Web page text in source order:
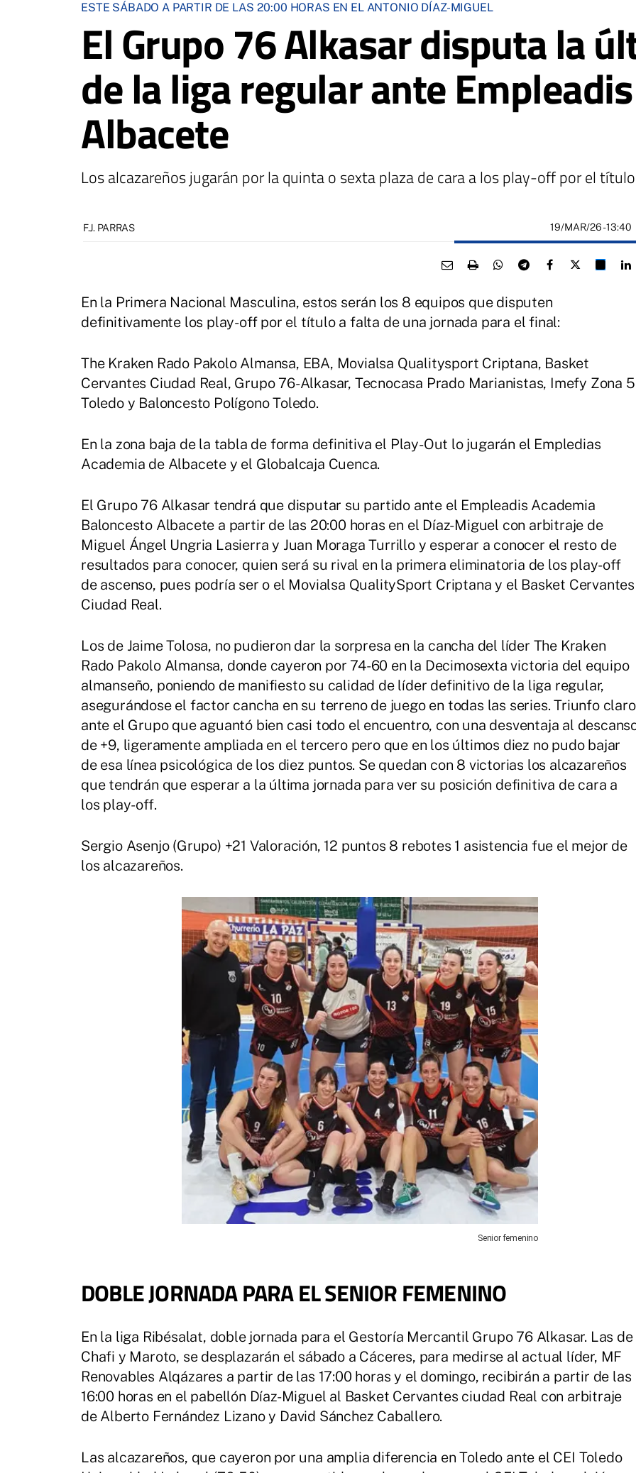
ESTE SÁBADO A PARTIR DE LAS 20:00 HORAS EN EL ANTONIO DÍAZ-MIGUEL
El Grupo 76 Alkasar disputa la
de la liga regular ante
Albacete
Los alcazareños jugarán por la quinta o sexta plaza de cara a los play-off por el título
F.J. PARRAS 19/MAR/26- 13:40
En la Primera Nacional Masculina, estos serán los 8 equipos que disputen
definitivamente los play-off por el título a falta de una jornada para el final:
The Kraken Rado Pakolo Almansa, EBA, Movialsa Qualitysport Criptana, Basket
Cervantes Ciudad Real, Grupo 76-Alkasar, Tecnocasa Prado Marianistas, Imefy Zona 5
Toledo y Baloncesto Polígono Toledo.
En la zona baja de la tabla de forma definitiva el Play-Out lo jugarán el Empledias
Academia de Albacete y el Globalcaja Cuenca.
El Grupo 76 Alkasar tendrá que disputar su partido ante el Empleadis Academia
Baloncesto Albacete a partir de las 20:00 horas en el Díaz-Miguel con arbitraje de
Miguel Ángel Ungria Lasierra y Juan Moraga Turrillo y esperar a conocer el resto de
resultados para conocer, quien será su rival en la primera eliminatoria de los play-off
de ascenso, pues podría ser o el Movialsa QualitySport Criptana y el Basket Cervantes
Ciudad Real.
Los de Jaime Tolosa, no pudieron dar la sorpresa en la cancha del líder The Kraken
Rado Pakolo Almansa, donde cayeron por 74-60 en la Decimosexta victoria del equipo
almanseño, poniendo de manifiesto su calidad de líder definitivo de la liga regular,
asegurándose el factor cancha en su terreno de juego en todas las series. Triunfo claro
ante el Grupo que aguantó bien casi todo el encuentro, con una desventaja al
de +9, ligeramente ampliada en el tercero pero que en los últimos diez no pudo bajar
de esa línea psicológica de los diez puntos. Se quedan con 8 victorias los alcazareños
que tendrán que esperar a la última jornada para ver su posición definitiva de cara a
los play-off.
Sergio Asenjo (Grupo) +21 Valoración, 12 puntos 8 rebotes 1 asistencia fue el mejor de
los alcazareños.
Senior femenino
DOBLE JORNADA PARA EL SENIOR FEMENINO
En la liga Ribésalat, doble jornada para el Gestoría Mercantil Grupo 76 Alkasar. Las de
Chafi y Maroto, se desplazarán el sábado a Cáceres, para medirse al actual líder, MF
Renovables Alqázares a partir de las 17:00 horas y el domingo, recibirán a partir de las
16:00 horas en el pabellón Díaz-Miguel al Basket Cervantes ciudad Real con arbitraje
de Alberto Fernández Lizano y David Sánchez Caballero.
Las alcazareños, que cayeron por una amplia diferencia en Toledo ante el CEI Toledo